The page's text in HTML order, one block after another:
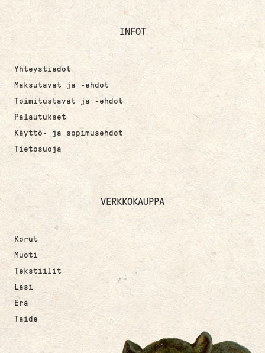
INFOT
Yhteystiedot
Maksutavat ja -ehdot
Toimitustavat ja -ehdot
Palautukset
Käyttö- ja sopimusehdot
Tietosuoja
VERKKOKAUPPA
Korut
Muoti
Tekstiilit
Lasi
Erä
Taide